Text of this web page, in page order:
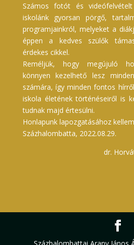
Számos fotót és
iskolánk gyorsan pörgő,
programjainkról, melyeket a
éppen a kedves szülők
érdekes cikkel.
Reméljük, hogy megújuló
könnyen kezelhető lesz
számára, így minden fontos
iskola életének történéseiről is
tudnak majd értesülni.
Honlapunk lapozgatásához
Százhalombatta, 2022.08.29.
dr.
Százhalombattai Arany János